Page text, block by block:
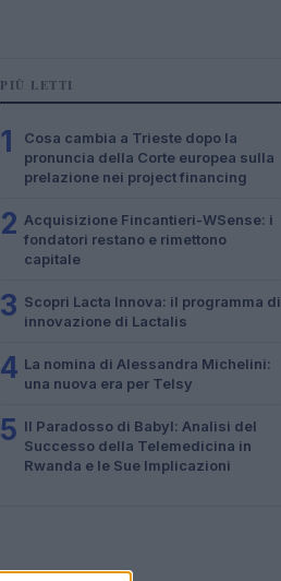
PIÙ LETTI
1
Cosa cambia a Trieste dopo la
pronuncia della Corte europea sulla
prelazione nei project financing
2 Acquisizione Fincantieri-WSense: i
fondatori restano e rimettono
capitale
3 Scopri Lacta Innova: il programma di
innovazione di Lactalis
4 La nomina di Alessandra Michelini:
una nuova era per Telsy
5 Il Paradosso di Babyl: Analisi del
Successo della Telemedicina in
Rwanda e le Sue Implicazioni